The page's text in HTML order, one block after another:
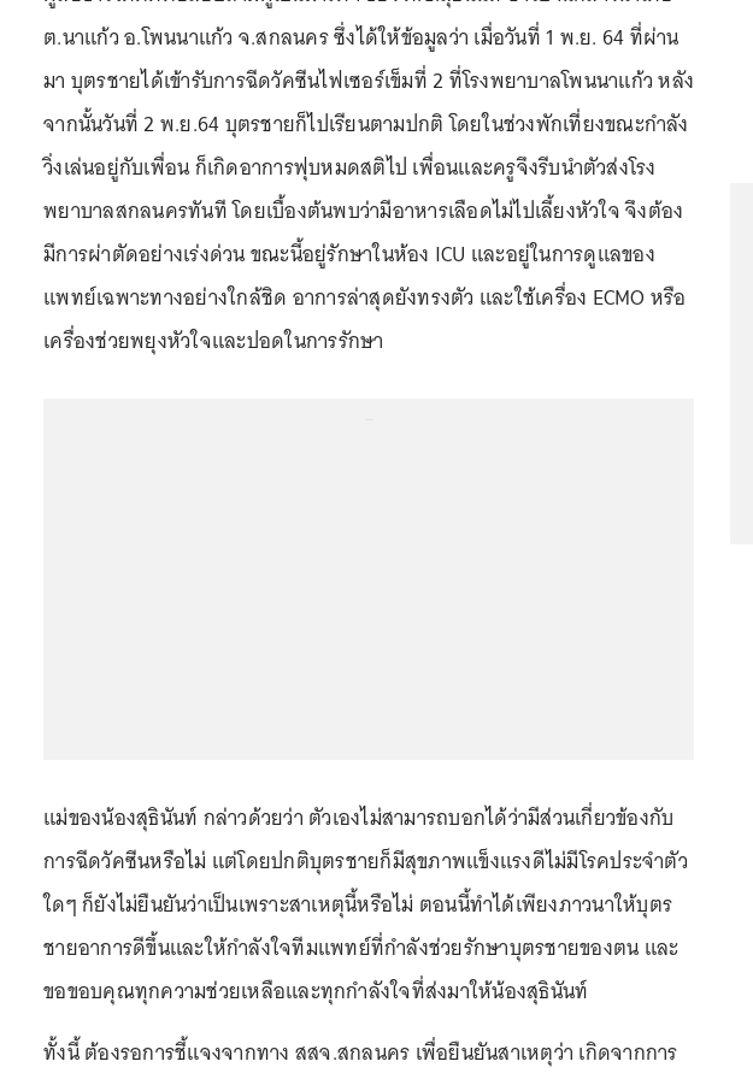
ต.นาแก้ว อ.โพนนาแก้ว จ.สกลนคร ซึ่งได้ให้ข้อมูลว่า เมื่อวันที่ 1 พ.ย. 64 ที่ผ่าน
มา บุตรชายได้เข้ารับการฉีดวัคซีนไฟเซอร์เข็มที่ 2 ที่โรงพยาบาลโพนนาแก้ว หลัง
จากนั้นวันที่ 2 พ.ย.64 บุตรชายก็ไปเรียนตามปกติ โดยในช่วงพักเที่ยงขณะกำลัง
วิ่งเล่นอยู่กับเพื่อน ก็เกิดอาการฟุบหมดสติไป เพื่อนและครูจึงรีบนำตัวส่งโรง
พยาบาลสกลนครทันที โดยเบื้องต้นพบว่ามีอาหารเลือดไม่ไปเลี้ยงหัวใจ จึงต้อง
มีการผ่าตัดอย่างเร่งด่วน ขณะนี้อยู่รักษาในห้อง ICU และอยู่ในการดูแลของ
แพทย์เฉพาะทางอย่างใกล้ชิด อาการล่าสุดยังทรงตัว และใช้เครื่อง ECMO หรือ
เครื่องช่วยพยุงหัวใจและปอดในการรักษา
แม่ของน้องสุธินันท์ กล่าวด้วยว่า ตัวเองไม่สามารถบอกได้ว่ามีส่วนเกี่ยวข้องกับ
การฉีดวัคซีนหรือไม่ แต่โดยปกติบุตรชายก็มีสุขภาพแข็งแรงดีไม่มีโรคประจำตัว
ใดๆ ก็ยังไม่ยืนยันว่าเป็นเพราะสาเหตุนี้หรือไม่ ตอนนี้ทำได้เพียงภาวนาให้บุตร
ชายอาการดีขึ้นและให้กำลังใจทีมแพทย์ที่กำลังช่วยรักษาบุตรชายของตน และ
ขอขอบคุณทุกความช่วยเหลือและทุกกำลังใจที่ส่งมาให้น้องสุธินันท์
ทั้งนี้ ต้องรอการชี้แจงจากทาง สสจ.สกลนคร เพื่อยืนยันสาเหตุว่า เกิดจากการ